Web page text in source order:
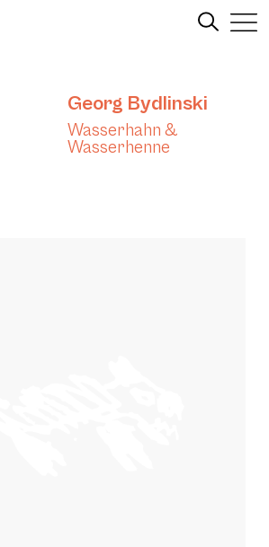
Georg Bydlinski
Wasserhahn &
Wasserhenne